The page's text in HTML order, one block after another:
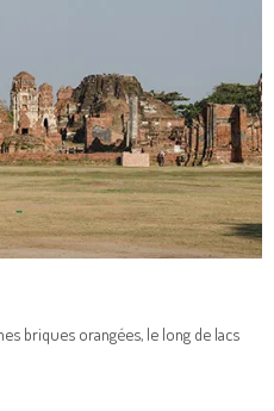
briques orangées, le long de lacs